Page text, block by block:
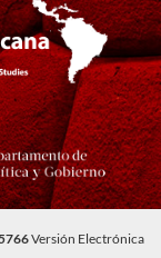
Versión Electrónica